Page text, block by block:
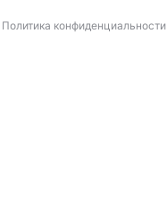
Политика конфиденциальности